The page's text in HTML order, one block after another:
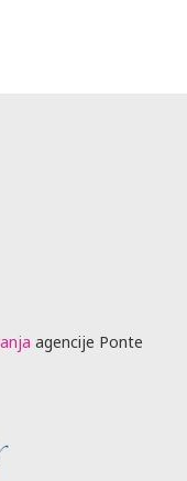
agencije Ponte